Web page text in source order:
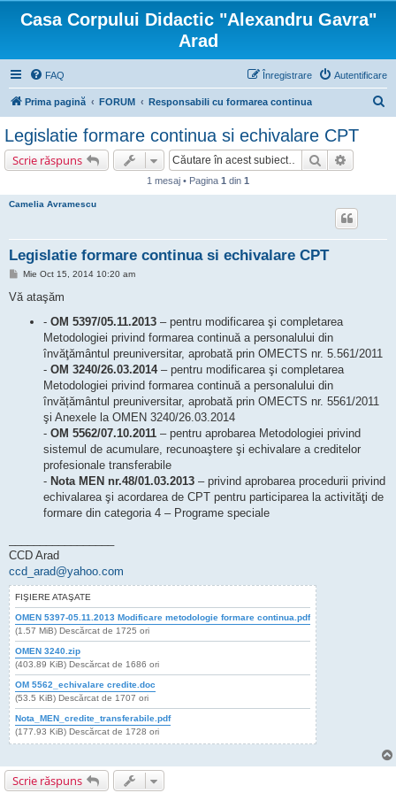
Casa Corpului Didactic "Alexandru Gavra"
Arad
FAQ Autentificare
Înregistrare
Prima pagină FORUM Responsabili cu formarea continua
Legislatie formare continua si echivalare CPT
Scrie răspuns Căutare
1 mesaj • Pagina 1 din 1
Camelia Avramescu
Legislatie formare continua si echivalare CPT
M
s
Mie Oct 15, 2014 10:20 am
Vă ataşăm
- OM 5397/05.11.2013 – pentru modificarea şi completarea
Metodologiei privind formarea continuă a personalului din
învăţământul preuniversitar, aprobată prin OMECTS nr. 5.561/2011
- OM 3240/26.03.2014– pentru modificarea şi completarea
Metodologiei privind formarea continuă a personalului din
învățământul preuniversitar, aprobată prin OMECTS nr. 5561/2011
şi Anexele la OMEN 3240/26.03.2014
- OM 5562/07.10.2011 – pentru aprobarea Metodologiei privind
sistemul de acumulare, recunoaştere şi echivalare a creditelor
profesionale transferabile
- Nota MEN nr.48/01.03.2013 – privind aprobarea procedurii privind
echivalarea şi acordarea de CPT pentru participarea la activităţi de
formare din categoria 4 – Programe speciale
CCD Arad
ccd_arad@yahoo.com
FIŞIERE ATAŞATE
OMEN 5397-05.11.2013 Modificare metodologie formare continua.pdf
(1.57 MiB) Descărcat de 1725 ori
OMEN 3240.zip
(403.89 KiB) Descărcat de 1686 ori
OM 5562_echivalare credite.doc
(53.5 KiB) Descărcat de 1707 ori
Nota_MEN_credite_transferabile.pdf
(177.93 KiB) Descărcat de 1728 ori
Scrie răspuns